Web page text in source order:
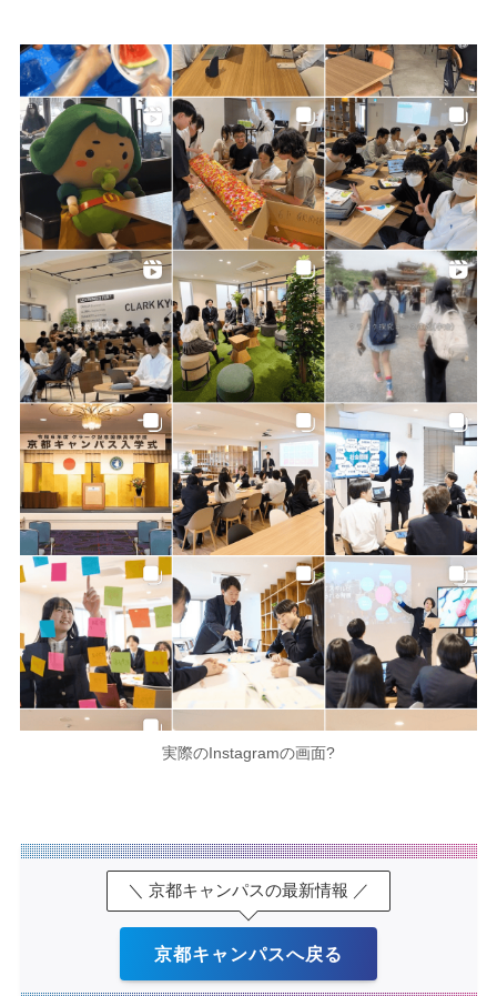
実際のInstagramの画面?
＼ 京都キャンパスの最新情報 ／
京都キャンパスへ戻る